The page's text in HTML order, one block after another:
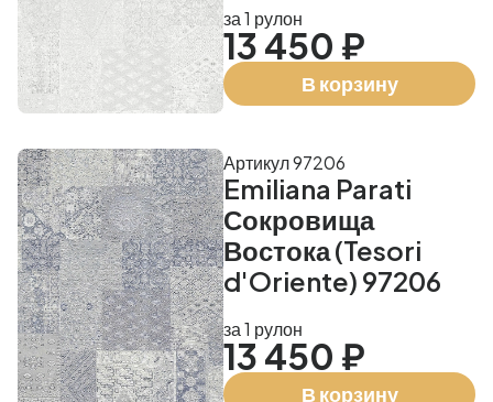
за 1 рулон
13 450 ₽
В корзину
Emiliana Parati
Сокровища
Востока (Tesori
d'Oriente) 97206
Артикул 97206
за 1 рулон
13 450 ₽
В корзину